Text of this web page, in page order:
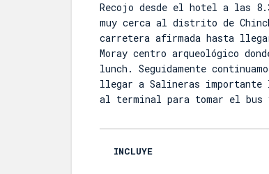
Recojo desde el hotel a las
muy cerca al distrito de
carretera afirmada hasta
Moray centro arqueológico
lunch. Seguidamente
llegar a Salineras importante
al terminal para tomar el bus
INCLUYE